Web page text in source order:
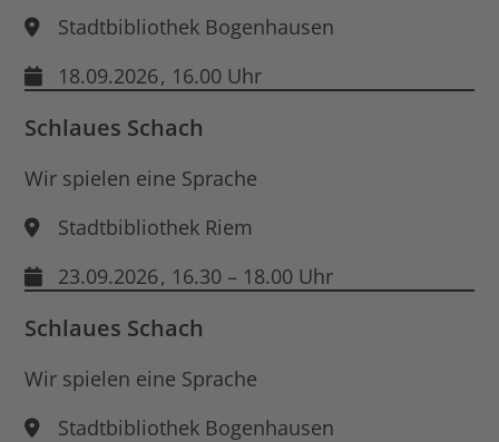
Stadtbibliothek Bogenhausen
18.09.2026, 16.00 Uhr
Schlaues Schach
Wir spielen eine Sprache
Stadtbibliothek Riem
23.09.2026, 16.30 – 18.00 Uhr
Schlaues Schach
Wir spielen eine Sprache
Stadtbibliothek Bogenhausen